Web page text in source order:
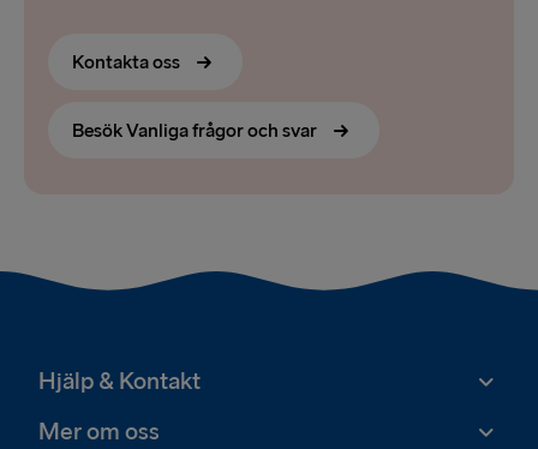
Kontakta oss
Besök Vanliga frågor och svar
Hjälp & Kontakt
Mer om oss